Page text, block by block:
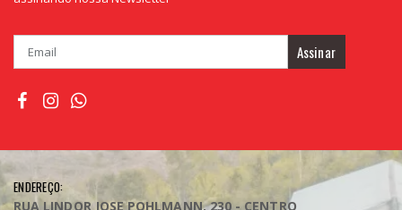
Assinar
ENDEREÇO:
RUA LINDOR JOSE POHLMANN, 230 - CENTRO